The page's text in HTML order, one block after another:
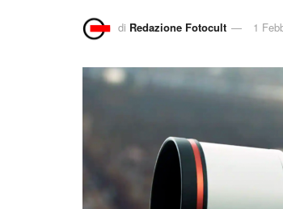
di Redazione Fotocult 1